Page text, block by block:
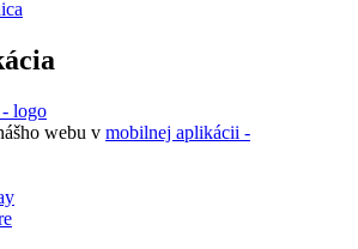
webu v mobilnej aplikácii -